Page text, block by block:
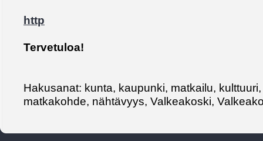
http
Tervetuloa!
Hakusanat: kunta, kaupunki, matkailu,
matkakohde, nähtävyys, Valkeakoski,